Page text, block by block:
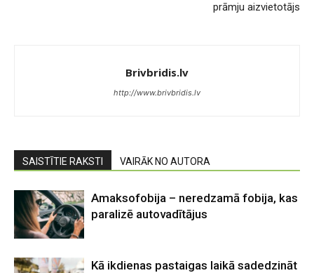
prāmju aizvietotājs
Brivbridis.lv
http://www.brivbridis.lv
SAISTĪTIE RAKSTI VAIRĀK NO AUTORA
Amaksofobija – neredzamā fobija, kas
paralizē autovadītājus
Kā ikdienas pastaigas laikā sadedzināt